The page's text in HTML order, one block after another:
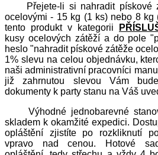
Přejete-li si nahradit pískové
ocelovými - 15 kg (1 ks) nebo 8 kg
tento produkt v kategorii
kusy ocelových zátěží a do pole
heslo "nahradit pískové zátěže
1% slevu na celou objednávku,
naši administrativní pracovníci
již zahrnutou slevou Vám
dokumenty k party stanu na Váš
Výhodné jednobarevné
skladem k okamžité expedici.
opláštění zjistíte po rozkliknutí
vpravo nad cenou. Hotové